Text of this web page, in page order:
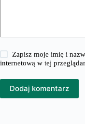
Zapisz moje imię i
internetową w tej
Dodaj komentarz